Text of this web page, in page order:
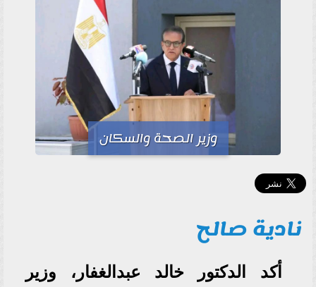
وزير الصحة والسكان
نادية صالح
أكد الدكتور خالد عبدالغفار، وزير